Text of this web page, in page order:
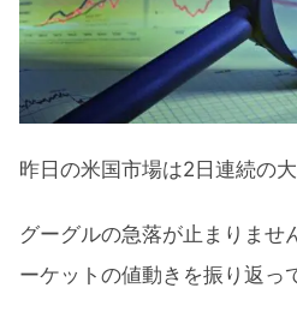
米国市場のトピックス
政策金利は6%でも
利上げ継続が重要
ビットコイン急落
2月の注目イベン
注目の決算発表
昨日の米国市場は2日連続の大
グーグルの急落が止まりませ
ーケットの値動きを振り返っ